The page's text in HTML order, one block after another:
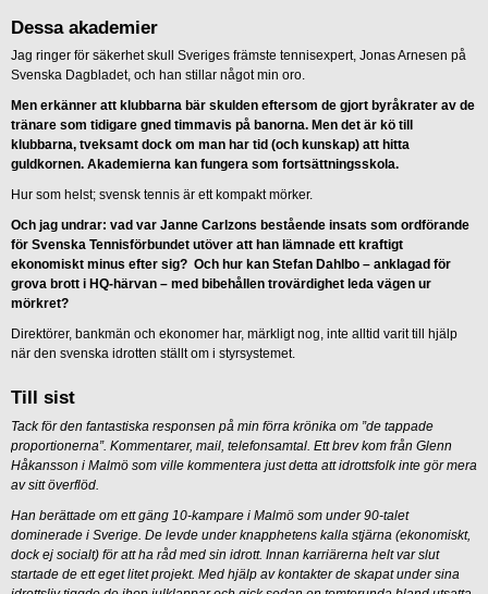
Dessa akademier
Jag ringer för säkerhet skull Sveriges främste tennisexpert, Jonas Arnesen på
Svenska Dagbladet, och han stillar något min oro.
Men erkänner att klubbarna bär skulden eftersom de gjort byråkrater av de
tränare som tidigare gned timmavis på banorna. Men det är kö till
klubbarna, tveksamt dock om man har tid (och kunskap) att hitta
guldkornen. Akademierna kan fungera som fortsättningsskola.
Hur som helst; svensk tennis är ett kompakt mörker.
Och jag undrar: vad var Janne Carlzons bestående insats som ordförande
för Svenska Tennisförbundet utöver att han lämnade ett kraftigt
ekonomiskt minus efter sig? Och hur kan Stefan Dahlbo – anklagad för
grova brott i HQ-härvan – med bibehållen trovärdighet leda vägen ur
mörkret?
Direktörer, bankmän och ekonomer har, märkligt nog, inte alltid varit till hjälp
när den svenska idrotten ställt om i styrsystemet.
Till sist
Tack för den fantastiska responsen på min förra krönika om ”de tappade
proportionerna”. Kommentarer, mail, telefonsamtal. Ett brev kom från Glenn
Håkansson i Malmö som ville kommentera just detta att idrottsfolk inte gör mera
av sitt överflöd.
Han berättade om ett gäng 10-kampare i Malmö som under 90-talet
dominerade i Sverige. De levde under knapphetens kalla stjärna (ekonomiskt,
dock ej socialt) för att ha råd med sin idrott. Innan karriärerna helt var slut
startade de ett eget litet projekt. Med hjälp av kontakter de skapat under sina